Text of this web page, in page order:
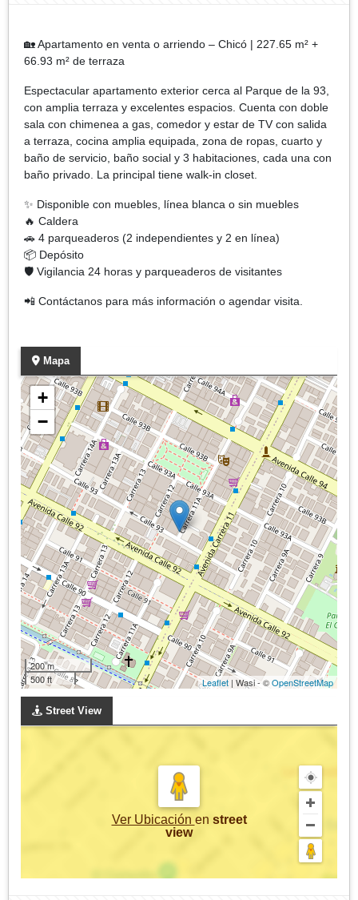
🏡 Apartamento en venta o arriendo – Chicó | 227.65 m² +
66.93 m² de terraza
Espectacular apartamento exterior cerca al Parque de la 93,
con amplia terraza y excelentes espacios. Cuenta con doble
sala con chimenea a gas, comedor y estar de TV con salida
a terraza, cocina amplia equipada, zona de ropas, cuarto y
baño de servicio, baño social y 3 habitaciones, cada una con
baño privado. La principal tiene walk-in closet.
✨ Disponible con muebles, línea blanca o sin muebles
🔥 Caldera
🚗 4 parqueaderos (2 independientes y 2 en línea)
📦 Depósito
🛡️ Vigilancia 24 horas y parqueaderos de visitantes
📲 Contáctanos para más información o agendar visita.
Mapa
+
−
200 m
500 ft
Leaflet | Wasi - ©OpenStreetMap
Street View
Ver Ubicación en street
view